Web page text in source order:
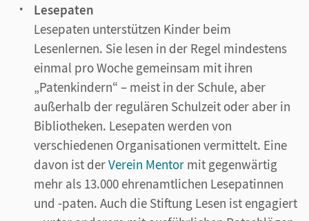
Lesepaten
Lesepaten unterstützen Kinder beim
Lesenlernen. Sie lesen in der Regel mindestens
einmal pro Woche gemeinsam mit ihren
„Patenkindern“ – meist in der Schule, aber
außerhalb der regulären Schulzeit oder aber in
Bibliotheken. Lesepaten werden von
verschiedenen Organisationen vermittelt. Eine
davon ist derVerein Mentor mit gegenwärtig
mehr als 13.000 ehrenamtlichen Lesepatinnen
und -paten. Auch die Stiftung Lesen ist engagiert